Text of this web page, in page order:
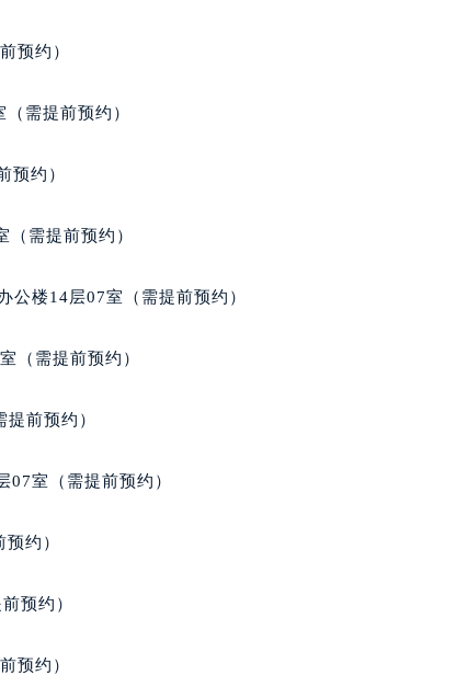
预约）
层09室（需提前预约）
室（需提前预约）
楼10室（需提前预约）
层1002室（需提前预约）
象城写字楼（鄂尔多斯大厦）23层2326室（需提前预约）
字楼20层01室（需提前预约）
（需提前预约）
（需提前预约）
心（需提前预约）
中心（需提前预约）
预约）
需提前预约）
预约）
需提前预约）
楼14层07室（需提前预约）
（需提前预约）
前预约）
室（需提前预约）
约）
预约）
预约）